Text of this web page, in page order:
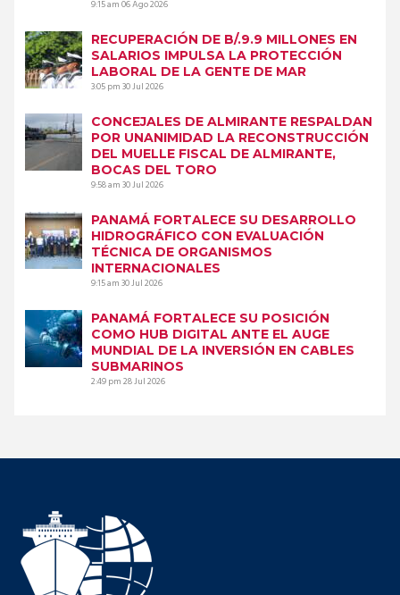
9:15 am06 Ago 2026
RECUPERACIÓN DE B/.9.9 MILLONES EN
SALARIOS IMPULSA LA PROTECCIÓN
LABORAL DE LA GENTE DE MAR
3:05 pm30 Jul 2026
CONCEJALES DE ALMIRANTE RESPALDAN
POR UNANIMIDAD LA RECONSTRUCCIÓN
DEL MUELLE FISCAL DE ALMIRANTE,
BOCAS DEL TORO
9:58 am30 Jul 2026
PANAMÁ FORTALECE SU DESARROLLO
HIDROGRÁFICO CON EVALUACIÓN
TÉCNICA DE ORGANISMOS
INTERNACIONALES
9:15 am30 Jul 2026
PANAMÁ FORTALECE SU POSICIÓN
COMO HUB DIGITAL ANTE EL AUGE
MUNDIAL DE LA INVERSIÓN EN CABLES
SUBMARINOS
2:49 pm28 Jul 2026